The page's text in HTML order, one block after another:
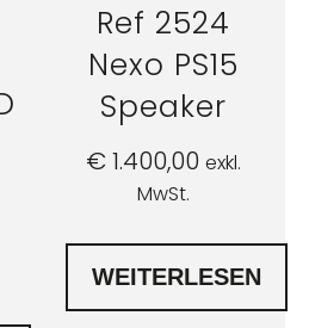
Ref 2524
Nexo PS15
Speaker
€1.400,00 exkl.
MwSt.
WEITERLESEN